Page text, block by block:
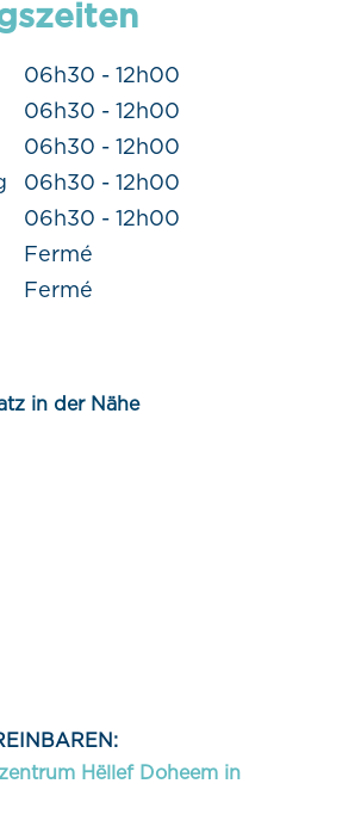
06h30 - 12h00
06h30 - 12h00
06h30 - 12h00
06h30 - 12h00
06h30 - 12h00
Fermé
Fermé
in der Nähe
Hëllef Doheem in